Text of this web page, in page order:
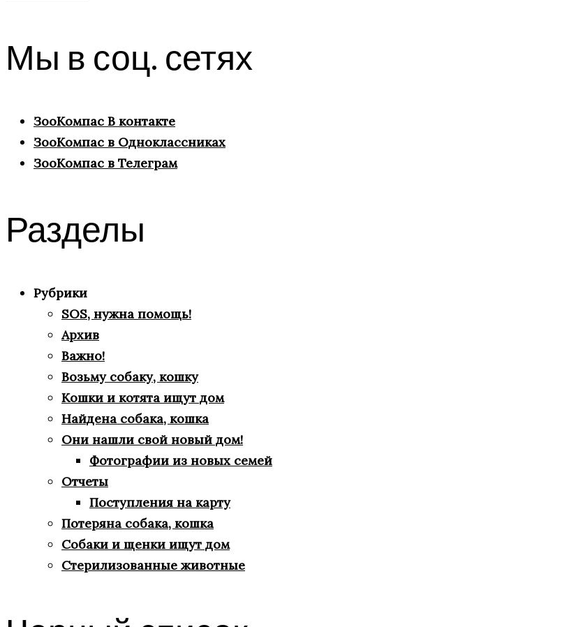
Мы в соц. сетях
ЗооКомпас В контакте
ЗооКомпас в Одноклассниках
ЗооКомпас в Телеграм
Разделы
Рубрики
SOS, нужна помощь!
Архив
Важно!
Возьму собаку, кошку
Кошки и котята ищут дом
Найдена собака, кошка
Они нашли свой новый дом!
Фотографии из новых семей
Отчеты
Поступления на карту
Потеряна собака, кошка
Собаки и щенки ищут дом
Стерилизованные животные